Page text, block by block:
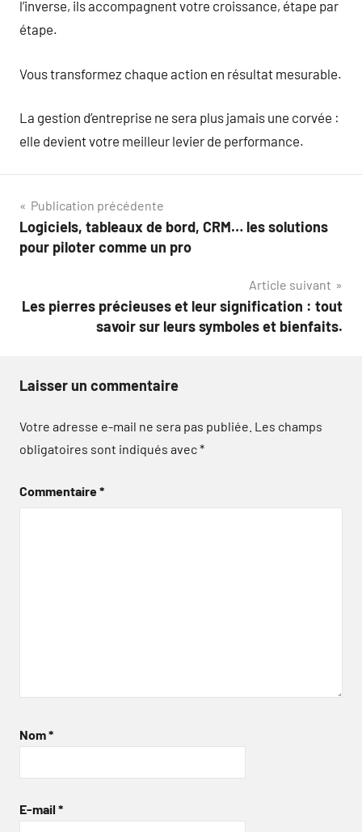
l’inverse, ils accompagnent votre croissance, étape par
étape.
Vous transformez chaque action en résultat mesurable.
La gestion d’entreprise ne sera plus jamais une corvée :
elle devient votre meilleur levier de performance.
Navigation
de
Publication précédente
Logiciels, tableaux de bord, CRM… les solutions
pour piloter comme un pro
Article suivant
Les pierres précieuses et leur signification : tout
savoir sur leurs symboles et bienfaits.
Laisser un commentaire
Votre adresse e-mail ne sera pas publiée. Les champs
obligatoires sont indiqués avec*
Commentaire*
Nom*
E-mail *